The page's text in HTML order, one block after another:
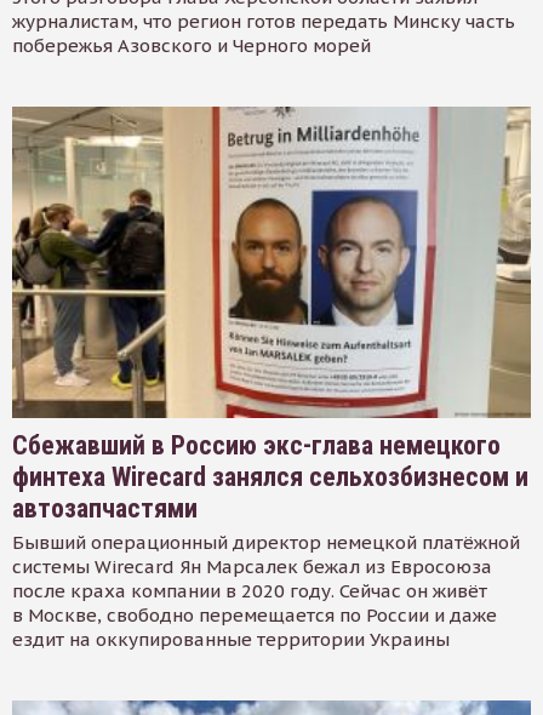
журналистам, что регион готов передать Минску часть
побережья Азовского и Черного морей
Сбежавший в Россию экс-глава немецкого
финтеха Wirecard занялся сельхозбизнесом и
автозапчастями
Бывший операционный директор немецкой платёжной
системы Wirecard Ян Марсалек бежал из Евросоюза
после краха компании в 2020 году. Сейчас он живёт
в Москве, свободно перемещается по России и даже
ездит на оккупированные территории Украины